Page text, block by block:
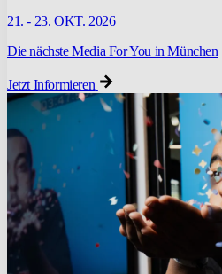
21. - 23. OKT. 2026
Die nächste Media For You in München
Jetzt Informieren